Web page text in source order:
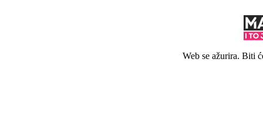
Web se ažurira. Biti